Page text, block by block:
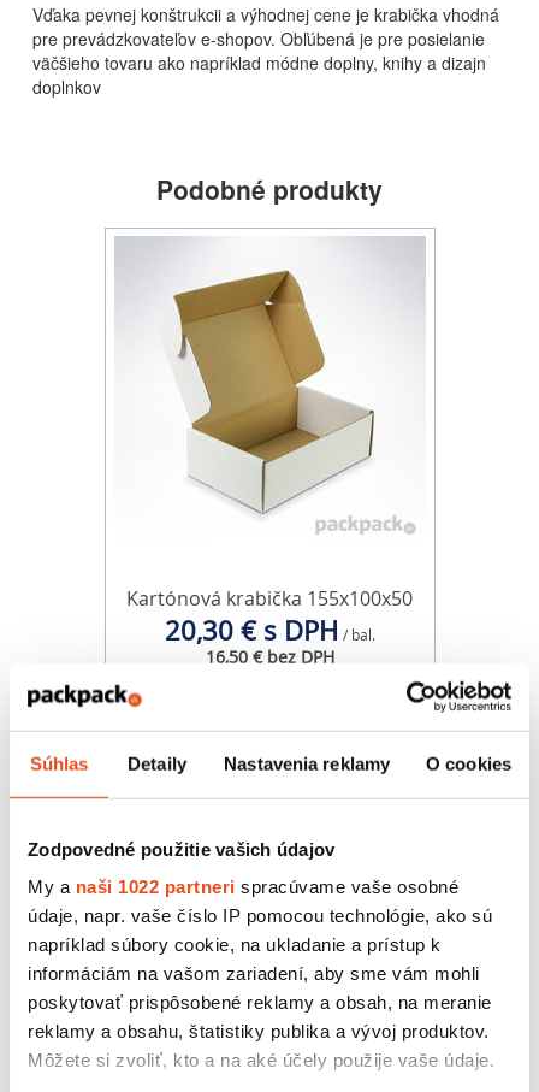
Súhlas Detaily Nastavenia reklamy O cookies
Zodpovedné použitie vašich údajov
My a naši 1022 partneri spracúvame vaše osobné
údaje, napr. vaše číslo IP pomocou technológie, ako sú
napríklad súbory cookie, na ukladanie a prístup k
informáciám na vašom zariadení, aby sme vám mohli
poskytovať prispôsobené reklamy a obsah, na meranie
reklamy a obsahu, štatistiky publika a vývoj produktov.
Môžete si zvoliť, kto a na aké účely použije vaše údaje.
Vďaka pevnej konštrukcii a výhodnej cene je krabička vhodná
pre prevádzkovateľov e-shopov. Obľúbená je pre posielanie
väčšieho tovaru ako napríklad módne doplny, knihy a dizajn
doplnkov
Podobné produkty
Kartónová krabička 155x100x50
20,30 € s DPH / bal.
16,50 € bez DPH